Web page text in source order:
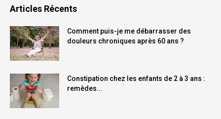
Articles Récents
Comment puis-je me débarrasser des
douleurs chroniques après 60 ans ?
Constipation chez les enfants de 2 à 3 ans :
remèdes...